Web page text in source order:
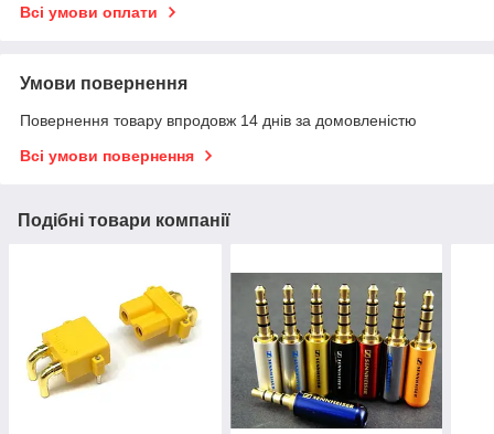
Всі умови оплати
Умови повернення
Повернення товару впродовж 14 днів за домовленістю
Всі умови повернення
Подібні товари компанії